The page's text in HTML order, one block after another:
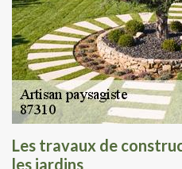
Les travaux de
les jardins